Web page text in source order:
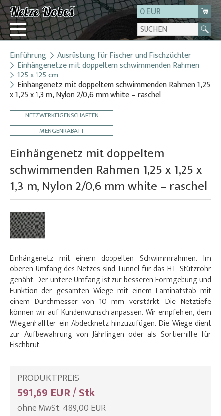
0 EUR
Login
Registrierung
Über uns
Kontakt
Einführung Ausrüstung für Fischer und Fischzüchter
Einhängenetze mit doppeltem schwimmenden Rahmen
125 x 125 cm
Einhängenetz mit doppeltem schwimmenden Rahmen 1,25
x 1,25 x 1,3 m, Nylon 2/0,6 mm white – raschel
NETZWERKEIGENSCHAFTEN
MENGENRABATT
Einhängenetz mit doppeltem
schwimmenden Rahmen 1,25 x 1,25 x
1,3 m, Nylon 2/0,6 mm white – raschel
Einhängenetz mit einem doppelten Schwimmrahmen. Im
oberen Umfang des Netzes sind Tunnel für das HT-Stützrohr
genäht. Der untere Umfang ist zur besseren Formgebung und
Funktion der gesamten Wiege mit einem Laminatstab mit
einem Durchmesser von 10 mm verstärkt. Die Netztiefe
können wir auf Kundenwunsch anpassen. Wir empfehlen, dem
Wiegenhalfter ein Abdecknetz hinzuzufügen. Die Wiege dient
zur Aufbewahrung von Jährlingen oder als Sortierhilfe für
Fischbrut.
PRODUKTPREIS
591,69 EUR / Stk
ohne MwSt. 489,00 EUR